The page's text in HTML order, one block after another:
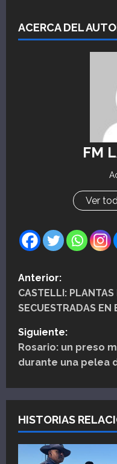
ACERCA DEL
FM
Ver
N
a
v
e
a
c
i
Anterior:
CASTELLI:
SECUESTRADAS EN
Siguiente:
Rosario: un preso
durante una pelea
HISTORIAS